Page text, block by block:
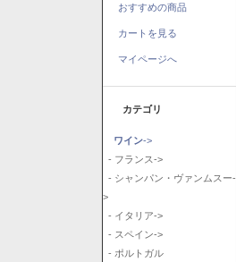
おすすめの商品
カートを見る
マイページへ
カテゴリ
ワイン->
- フランス->
- シャンパン・ヴァンムスー-
>
- イタリア->
- スペイン->
- ポルトガル